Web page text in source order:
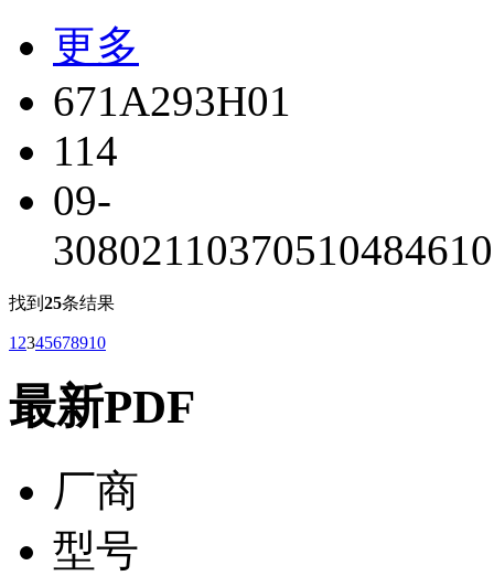
更多
671A293H01
114
09-
308021103705104846
找到 25条结果
1 2345678910
最新PDF
厂商
型号